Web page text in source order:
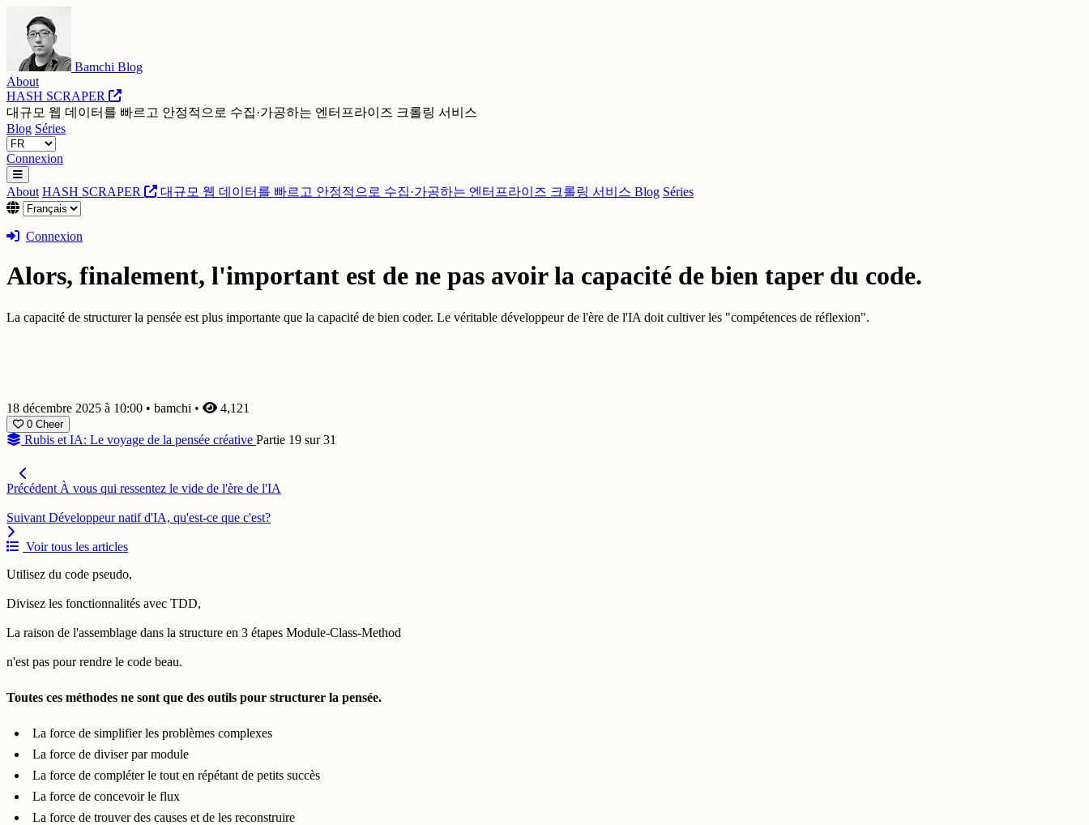
Bamchi Blog
About
HASH SCRAPER
대규모 웹 데이터를 빠르고 안정적으로 수집·가공하는 엔터프라이즈 크롤링 서비스
Blog Séries
Connexion
About HASH SCRAPER 대규모 웹 데이터를 빠르고 안정적으로 수집·가공하는 엔터프라이즈 크롤링 서비스 Blog Séries
Connexion
Alors, finalement, l'important est de ne pas avoir la capacité de bien taper du code.
La capacité de structurer la pensée est plus importante que la capacité de bien coder. Le véritable développeur de l'ère de l'IA doit cultiver les "compétences de réflexion".
18 décembre 2025 à 10:00 • bamchi • 4,121
0 Cheer
Rubis et IA: Le voyage de la pensée créative Partie 19 sur 31
Précédent À vous qui ressentez le vide de l'ère de l'IA
Suivant Développeur natif d'IA, qu'est-ce que c'est?
Voir tous les articles
Utilisez du code pseudo,
Divisez les fonctionnalités avec TDD,
La raison de l'assemblage dans la structure en 3 étapes Module-Class-Method
n'est pas pour rendre le code beau.
Toutes ces méthodes ne sont que des outils pour structurer la pensée.
La force de simplifier les problèmes complexes
La force de diviser par module
La force de compléter le tout en répétant de petits succès
La force de concevoir le flux
La force de trouver des causes et de les reconstruire